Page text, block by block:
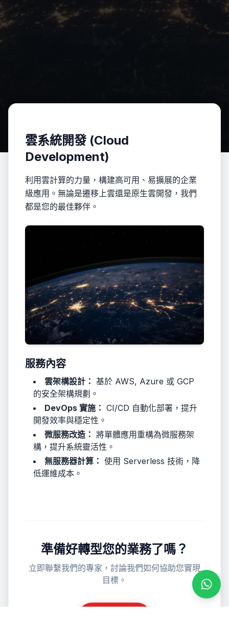
雲系統開發 (Cloud
Development)
利用雲計算的力量，構建高可用、易擴展的企業
級應用。無論是遷移上雲還是原生雲開發，我們
都是您的最佳夥伴。
服務內容
雲架構設計： 基於 AWS, Azure 或 GCP
的安全架構規劃。
DevOps 實施： CI/CD 自動化部署，提升
開發效率與穩定性。
微服務改造： 將單體應用重構為微服務架
構，提升系統靈活性。
無服務器計算： 使用 Serverless 技術，降
低運維成本。
準備好轉型您的業務了嗎？
立即聯繫我們的專家，討論我們如何協助您實現
目標。
透過